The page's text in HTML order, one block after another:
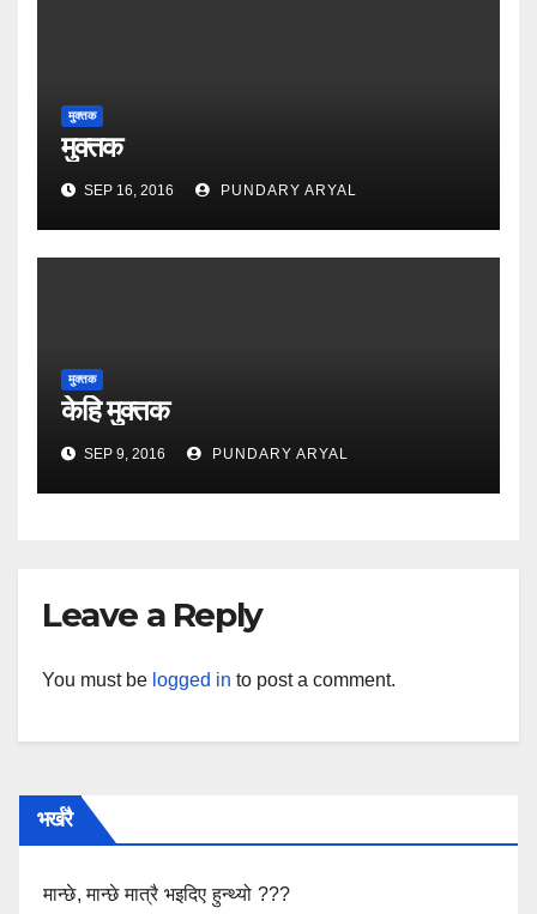
मुक्तक
मुक्तक
SEP 16, 2016 PUNDARY ARYAL
मुक्तक
केहि मुक्तक
SEP 9, 2016 PUNDARY ARYAL
Leave a Reply
You must be logged in to post a comment.
भर्खरै
मान्छे, मान्छे मात्रै भइदिए हुन्थ्यो ???